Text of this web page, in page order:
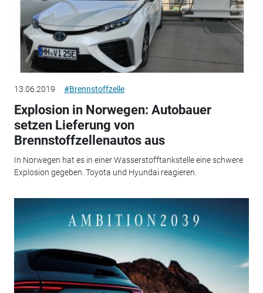
13.06.2019 #Brennstoffzelle
Explosion in Norwegen: Autobauer
setzen Lieferung von
Brennstoffzellenautos aus
In Norwegen hat es in einer Wasserstofftankstelle eine schwere
Explosion gegeben. Toyota und Hyundai reagieren.